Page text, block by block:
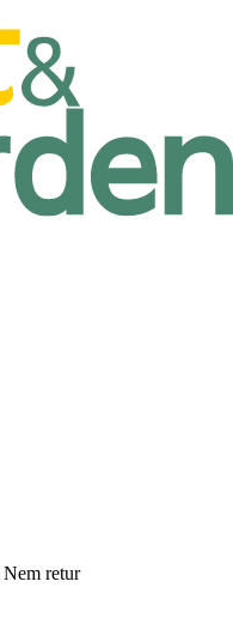
Nem retur